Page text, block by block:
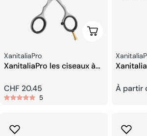
Ajouter Au Panier
Fournisseur:
XanitaliaPro
XanitaliaPro les ciseaux à
Prix
CHF 20.45
5
Prix
À partir